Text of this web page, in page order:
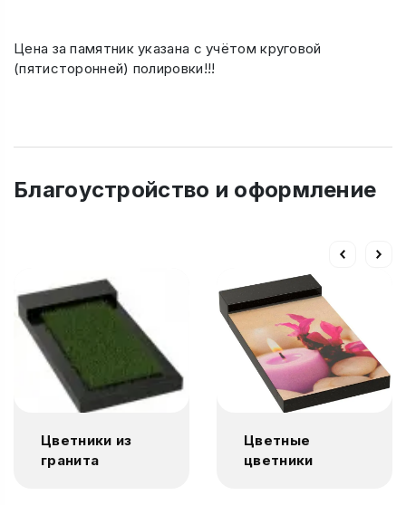
Цена за памятник указана с учётом круговой
(пятисторонней) полировки!!!
Благоустройство и оформление
Цветники из
гранита
Цветные
цветники